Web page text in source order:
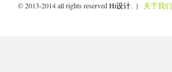
© 2013-2014 all rights reservedHi设计. | 关于我们